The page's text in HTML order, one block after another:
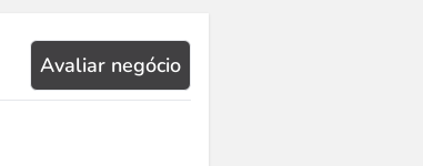
Avaliar negócio